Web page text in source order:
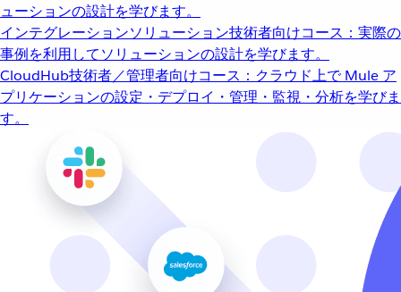
ューションの設計を学びます。
インテグレーションソリューション技術者向けコース：実際の
事例を利用してソリューションの設計を学びます。
CloudHub技術者／管理者向けコース：クラウド上で Mule ア
プリケーションの設定・デプロイ・管理・監視・分析を学びま
す。